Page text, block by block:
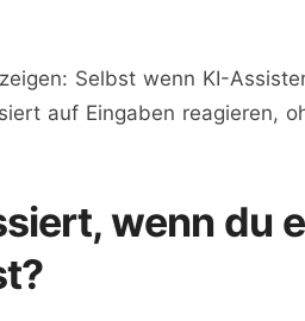
Selbst wenn KI-
auf Eingaben reagieren,
wenn du